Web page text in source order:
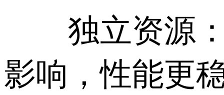
独立资源：
影响，性能更